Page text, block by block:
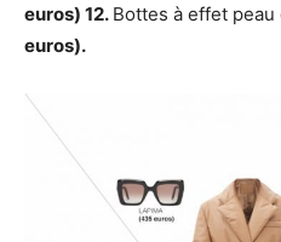
euros) 12. Bottes à effet
euros).